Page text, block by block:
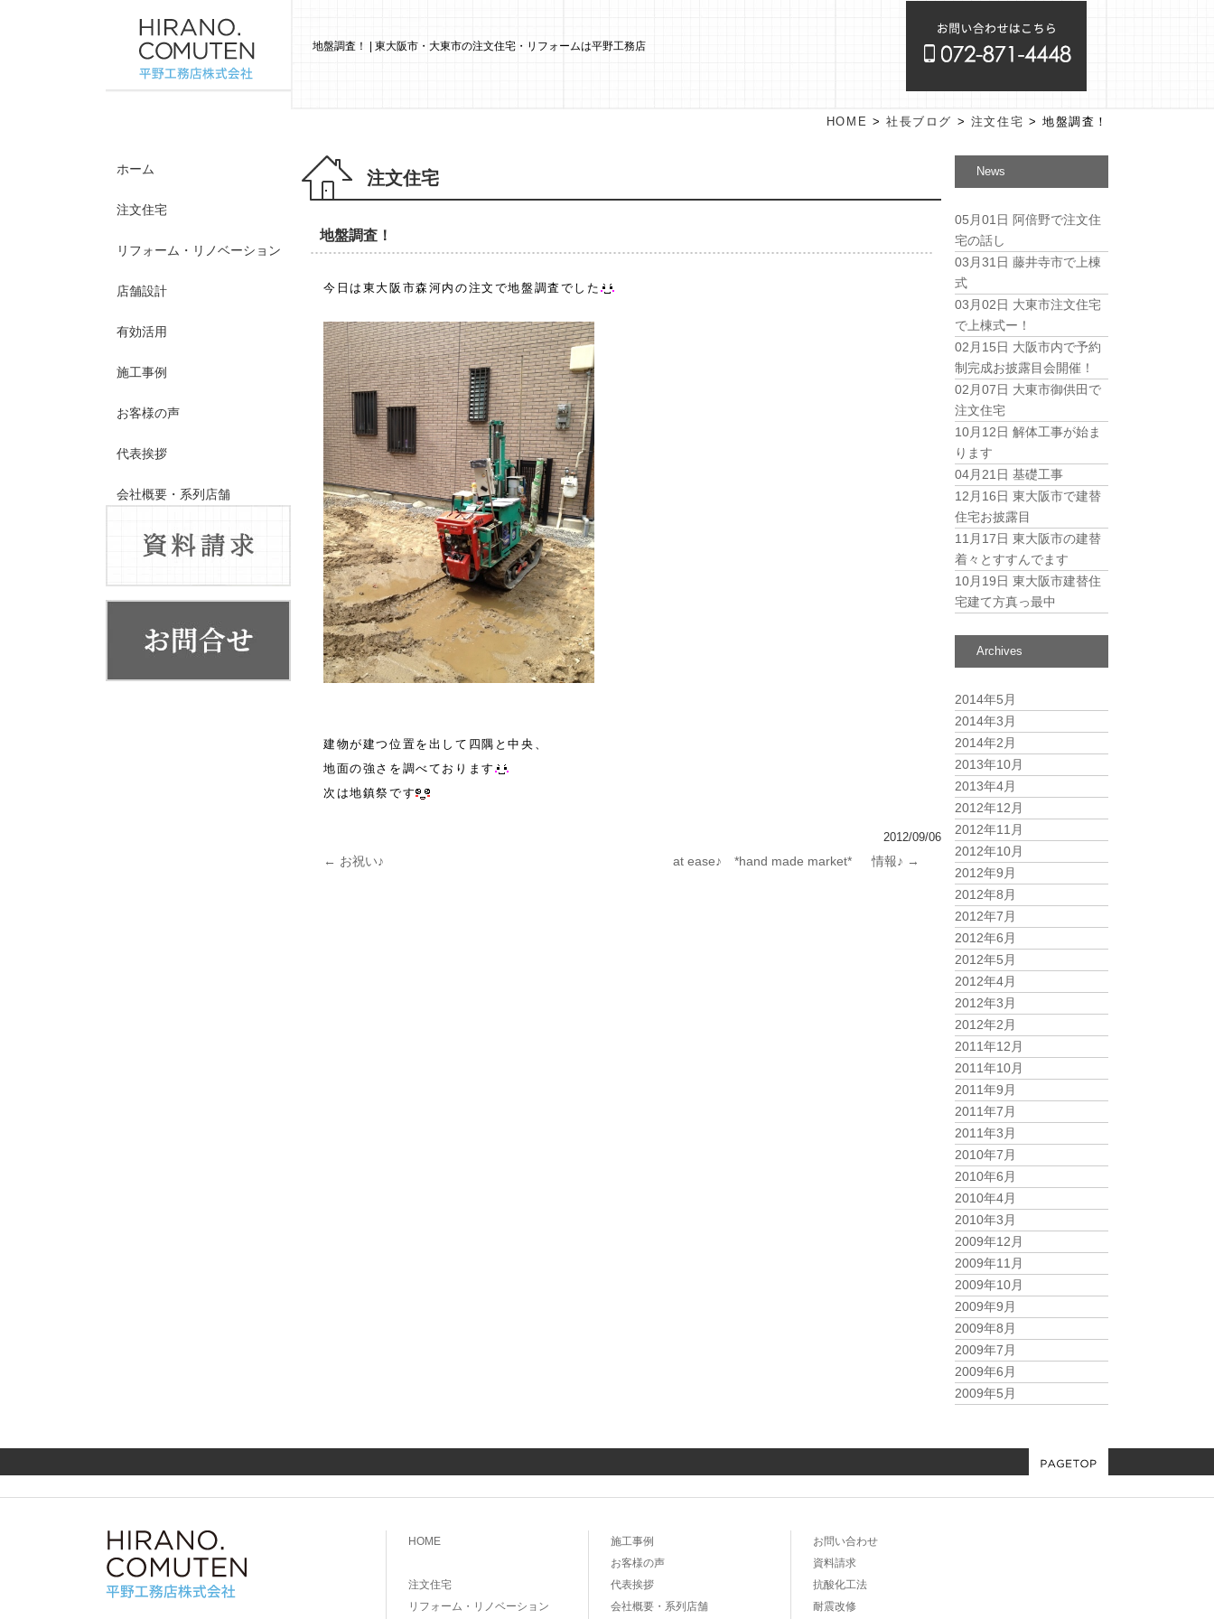
地盤調査！ | 東大阪市・大東市の注文住宅・リフォームは平野工務店
ホーム
注文住宅
リフォーム・リノベーション
店舗設計
有効活用
施工事例
お客様の声
代表挨拶
会社概要・系列店舗
HOME > 社長ブログ > 注文住宅 > 地盤調査！
注文住宅
地盤調査！
今日は東大阪市森河内の注文で地盤調査でした
建物が建つ位置を出して四隅と中央、
地面の強さを調べております
次は地鎮祭です
2012/09/06
投稿ナビゲーション
← お祝い♪ at ease♪ *hand made market* 情報♪ →
News
05月01日 阿倍野で注文住
宅の話し
03月31日 藤井寺市で上棟
式
03月02日 大東市注文住宅
で上棟式ー！
02月15日 大阪市内で予約
制完成お披露目会開催！
02月07日 大東市御供田で
注文住宅
10月12日 解体工事が始ま
ります
04月21日 基礎工事
12月16日 東大阪市で建替
住宅お披露目
11月17日 東大阪市の建替
着々とすすんでます
10月19日 東大阪市建替住
宅建て方真っ最中
Archives
2014年5月
2014年3月
2014年2月
2013年10月
2013年4月
2012年12月
2012年11月
2012年10月
2012年9月
2012年8月
2012年7月
2012年6月
2012年5月
2012年4月
2012年3月
2012年2月
2011年12月
2011年10月
2011年9月
2011年7月
2011年3月
2010年7月
2010年6月
2010年4月
2010年3月
2009年12月
2009年11月
2009年10月
2009年9月
2009年8月
2009年7月
2009年6月
2009年5月
HOME
注文住宅
リフォーム・リノベーション
施工事例
お客様の声
代表挨拶
会社概要・系列店舗
お問い合わせ
資料請求
抗酸化工法
耐震改修